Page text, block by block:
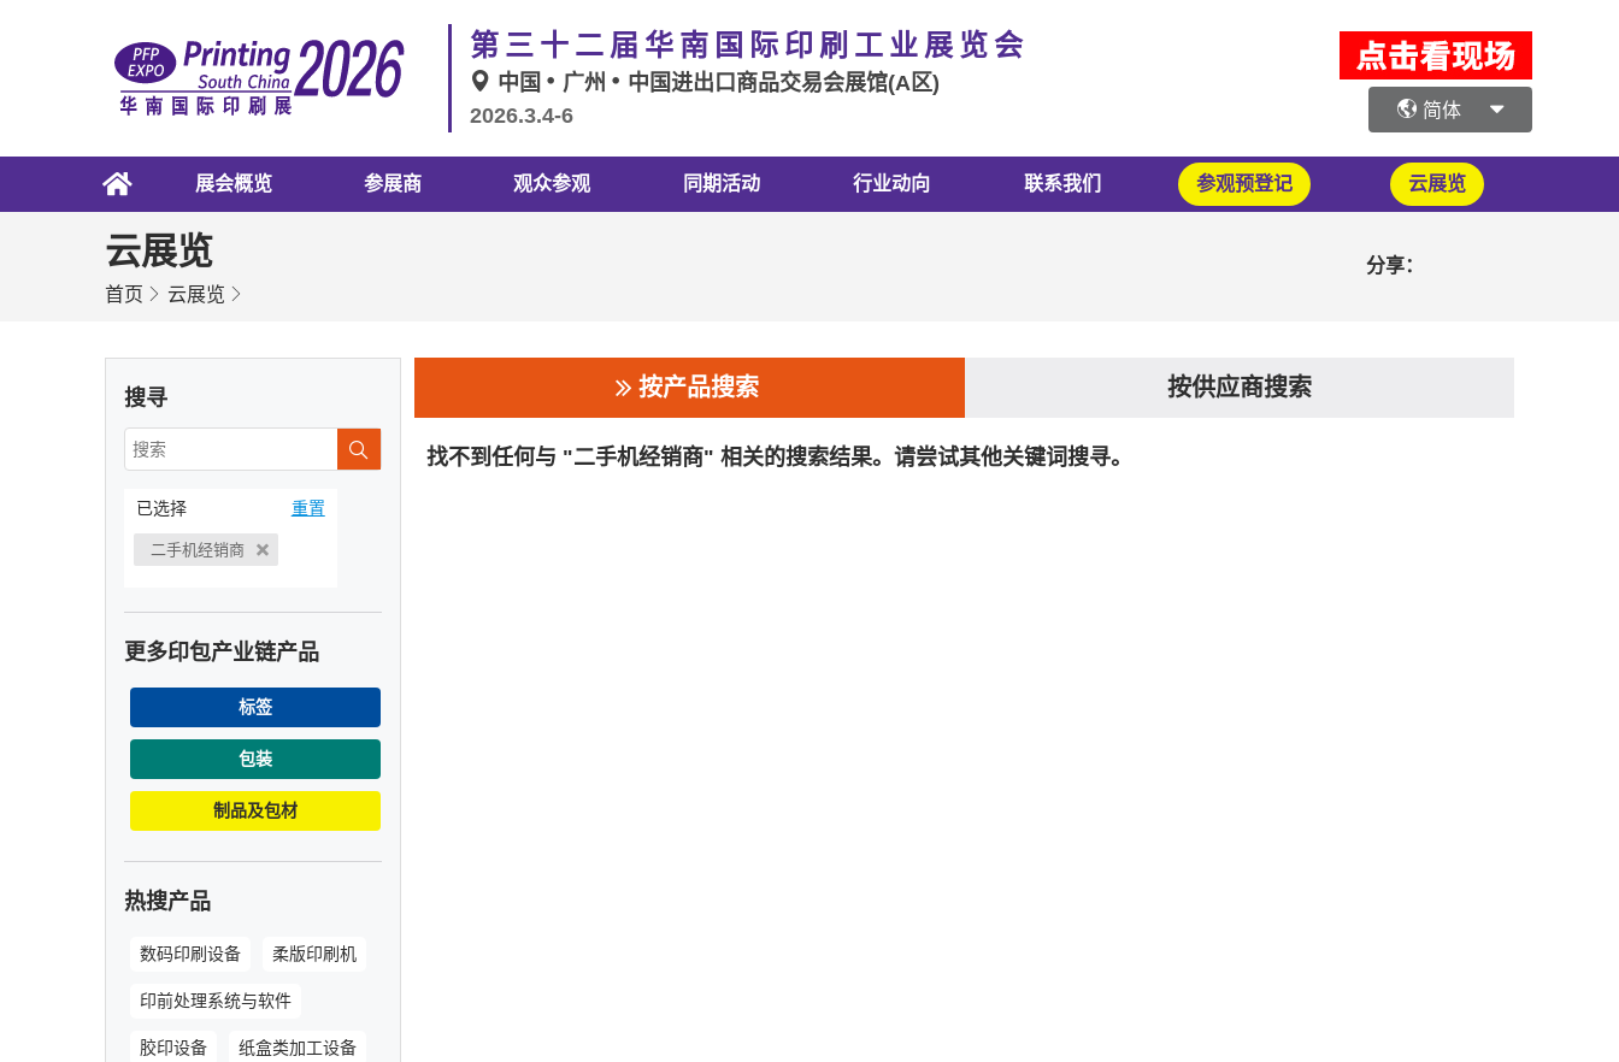
第三十二届华南国际印刷工业展览会
中国 广州
中国进出口商品交易会展馆(A区)
2026.3.4-6
简体
展会概览 参展商 观众参观 同期活动 行业动向 联系我们 参观预登记 云展览
云展览
首页 云展览
分享：
搜寻
已选择 重置
二手机经销商
更多印包产业链产品
标签
包装
制品及包材
热搜产品
数码印刷设备 柔版印刷机
印前处理系统与软件
胶印设备 纸盒类加工设备
按产品搜索 按供应商搜索
找不到任何与 "二手机经销商" 相关的搜索结果。请尝试其他关键词搜寻。